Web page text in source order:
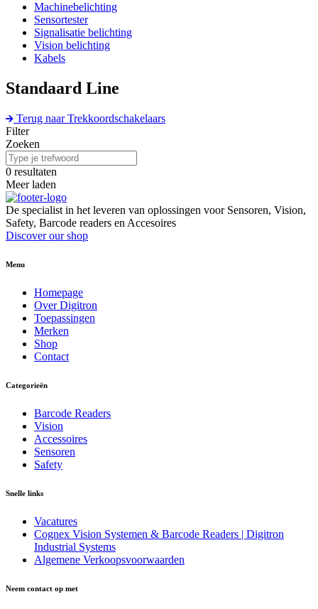
Machinebelichting
Sensortester
Signalisatie belichting
Vision belichting
Kabels
Standaard Line
Terug naar Trekkoordschakelaars
Filter
Zoeken
0 resultaten
Meer laden
De specialist in het leveren van oplossingen voor Sensoren, Vision,
Safety, Barcode readers en Accesoires
Discover our shop
Menu
Homepage
Over Digitron
Toepassingen
Merken
Shop
Contact
Categorieën
Barcode Readers
Vision
Accessoires
Sensoren
Safety
Snelle links
Vacatures
Cognex Vision Systemen & Barcode Readers | Digitron
Industrial Systems
Algemene Verkoopsvoorwaarden
Neem contact op met